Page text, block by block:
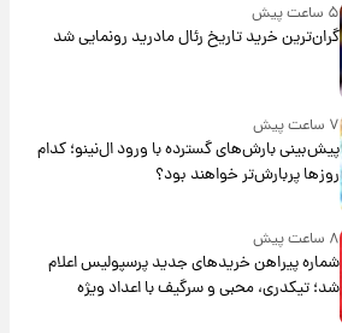
۵ ساعت پیش
گران‌ترین خرید تاریخ رئال مادرید رونمایی شد
۷ ساعت پیش
پیش‌بینی بارش‌های گسترده با ورود ال‌نینو؛ کدام
روزها پربارش‌تر خواهند بود؟
۸ ساعت پیش
شماره پیراهن خریدهای جدید پرسپولیس اعلام
شد؛ تیکدری، محبی و سرگیف با اعداد ویژه